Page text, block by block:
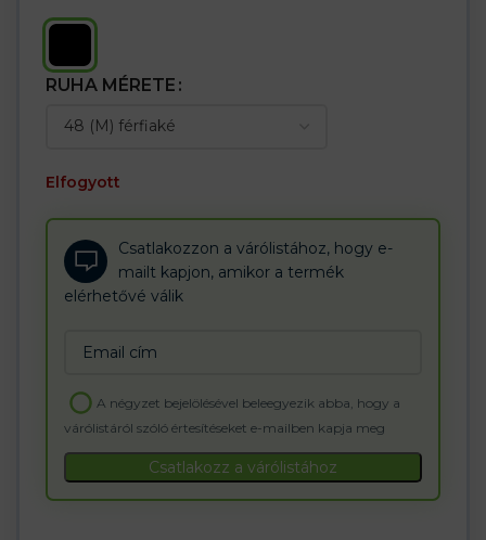
RUHA MÉRETE
Elfogyott
Csatlakozzon a várólistához, hogy e-
mailt kapjon, amikor a termék
elérhetővé válik
A négyzet bejelölésével beleegyezik abba, hogy a
várólistáról szóló értesítéseket e-mailben kapja meg
your
email
address
to
join
the
waitlist
Csatlakozz a várólistához